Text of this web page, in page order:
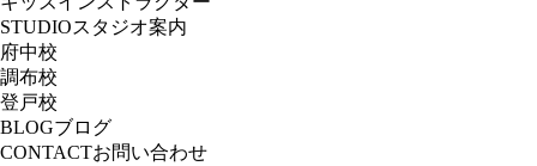
STUDIOスタジオ案内
府中校
調布校
登戸校
BLOGブログ
CONTACTお問い合わせ